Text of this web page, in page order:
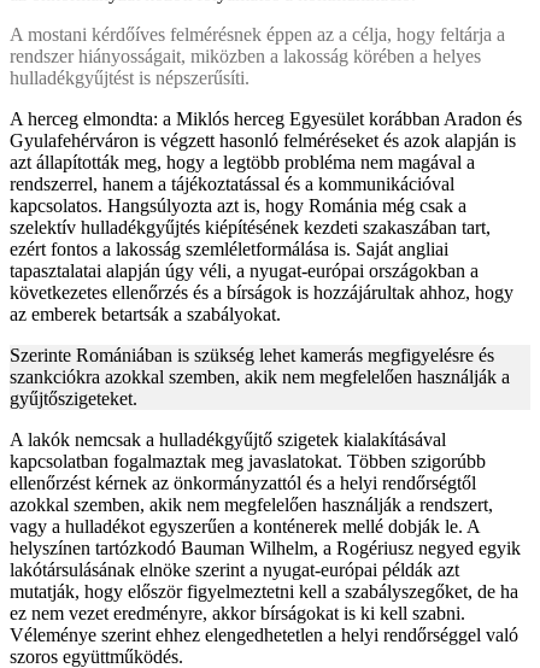
A mostani kérdőíves felmérésnek éppen az a célja, hogy feltárja a
rendszer hiányosságait, miközben a lakosság körében a helyes
hulladékgyűjtést is népszerűsíti.
A herceg elmondta: a Miklós herceg Egyesület korábban Aradon és
Gyulafehérváron is végzett hasonló felméréseket és azok alapján is
azt állapították meg, hogy a legtöbb probléma nem magával a
rendszerrel, hanem a tájékoztatással és a kommunikációval
kapcsolatos. Hangsúlyozta azt is, hogy Románia még csak a
szelektív hulladékgyűjtés kiépítésének kezdeti szakaszában tart,
ezért fontos a lakosság szemléletformálása is. Saját angliai
tapasztalatai alapján úgy véli, a nyugat-európai országokban a
következetes ellenőrzés és a bírságok is hozzájárultak ahhoz, hogy
az emberek betartsák a szabályokat.
Szerinte Romániában is szükség lehet kamerás megfigyelésre és
szankciókra azokkal szemben, akik nem megfelelően használják a
gyűjtőszigeteket.
A lakók nemcsak a hulladékgyűjtő szigetek kialakításával
kapcsolatban fogalmaztak meg javaslatokat. Többen szigorúbb
ellenőrzést kérnek az önkormányzattól és a helyi rendőrségtől
azokkal szemben, akik nem megfelelően használják a rendszert,
vagy a hulladékot egyszerűen a konténerek mellé dobják le. A
helyszínen tartózkodó Bauman Wilhelm, a Rogériusz negyed egyik
lakótársulásának elnöke szerint a nyugat-európai példák azt
mutatják, hogy először figyelmeztetni kell a szabályszegőket, de ha
ez nem vezet eredményre, akkor bírságokat is ki kell szabni.
Véleménye szerint ehhez elengedhetetlen a helyi rendőrséggel való
szoros együttműködés.